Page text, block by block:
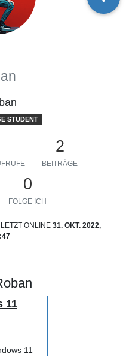
STUDENT
2
BEITRÄGE
0
FOLGE ICH
ONLINE 31. OKT. 2022,
11
11